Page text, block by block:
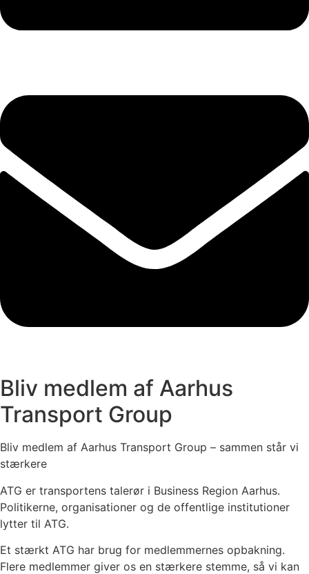
Bliv medlem af Aarhus
Transport Group
Bliv medlem af Aarhus Transport Group – sammen står vi
stærkere
ATG er transportens talerør i Business Region Aarhus.
Politikerne, organisationer og de offentlige institutioner
lytter til ATG.
Et stærkt ATG har brug for medlemmernes opbakning.
Flere medlemmer giver os en stærkere stemme, så vi kan